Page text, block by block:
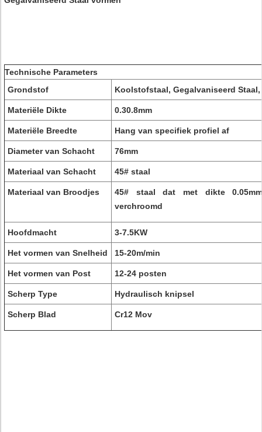
Technische Parameters
Grondstof
Koolstofstaal, Gegalvaniseerd Staal,
Materiële Dikte 0.30.8mm
Materiële Breedte Hang van specifiek profiel af
Diameter van Schacht 76mm
Materiaal van Schacht 45# staal
Materiaal van Broodjes
45# staal dat met dikte
verchroomd
Hoofdmacht 3-7.5KW
Het vormen van Snelheid 15-20m/min
Het vormen van Post 12-24 posten
Scherp Type Hydraulisch knipsel
Scherp Blad Cr12 Mov